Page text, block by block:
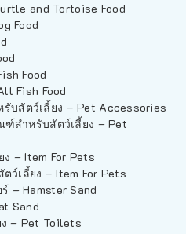
and Tortoise Food
Food
Food
Fish Food
สัตว์เลี้ยง – Pet Accessories
สำหรับสัตว์เลี้ยง – Pet
– Item For Pets
ว์เลี้ยง – Item For Pets
– Hamster Sand
Sand
– Pet Toilets